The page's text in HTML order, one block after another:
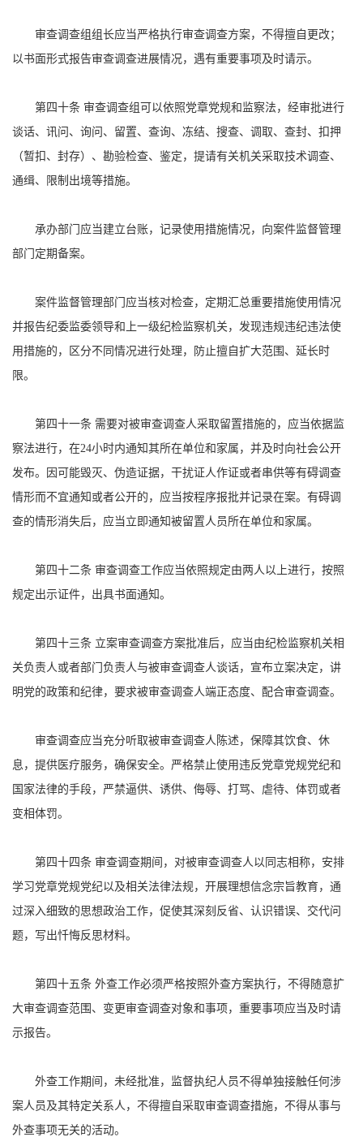
审查调查组组长应当严格执行审查调查方案，不得擅自更改；
以书面形式报告审查调查进展情况，遇有重要事项及时请示。
第四十条 审查调查组可以依照党章党规和监察法，经审批进行
谈话、讯问、询问、留置、查询、冻结、搜查、调取、查封、扣押
（暂扣、封存）、勘验检查、鉴定，提请有关机关采取技术调查、
通缉、限制出境等措施。
承办部门应当建立台账，记录使用措施情况，向案件监督管理
部门定期备案。
案件监督管理部门应当核对检查，定期汇总重要措施使用情况
并报告纪委监委领导和上一级纪检监察机关，发现违规违纪违法使
用措施的，区分不同情况进行处理，防止擅自扩大范围、延长时
限。
第四十一条 需要对被审查调查人采取留置措施的，应当依据监
察法进行，在24小时内通知其所在单位和家属，并及时向社会公开
发布。因可能毁灭、伪造证据，干扰证人作证或者串供等有碍调查
情形而不宜通知或者公开的，应当按程序报批并记录在案。有碍调
查的情形消失后，应当立即通知被留置人员所在单位和家属。
第四十二条 审查调查工作应当依照规定由两人以上进行，按照
规定出示证件，出具书面通知。
第四十三条 立案审查调查方案批准后，应当由纪检监察机关相
关负责人或者部门负责人与被审查调查人谈话，宣布立案决定，讲
明党的政策和纪律，要求被审查调查人端正态度、配合审查调查。
审查调查应当充分听取被审查调查人陈述，保障其饮食、休
息，提供医疗服务，确保安全。严格禁止使用违反党章党规党纪和
国家法律的手段，严禁逼供、诱供、侮辱、打骂、虐待、体罚或者
变相体罚。
第四十四条 审查调查期间，对被审查调查人以同志相称，安排
学习党章党规党纪以及相关法律法规，开展理想信念宗旨教育，通
过深入细致的思想政治工作，促使其深刻反省、认识错误、交代问
题，写出忏悔反思材料。
第四十五条 外查工作必须严格按照外查方案执行，不得随意扩
大审查调查范围、变更审查调查对象和事项，重要事项应当及时请
示报告。
外查工作期间，未经批准，监督执纪人员不得单独接触任何涉
案人员及其特定关系人，不得擅自采取审查调查措施，不得从事与
外查事项无关的活动。